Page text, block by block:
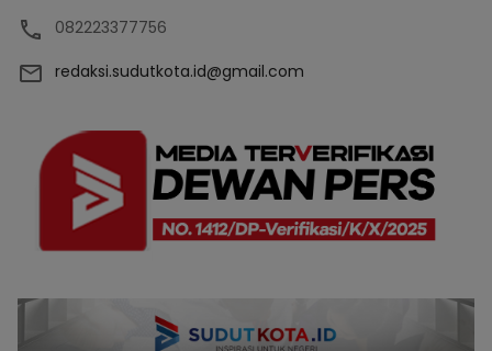
082223377756
redaksi.sudutkota.id@gmail.com